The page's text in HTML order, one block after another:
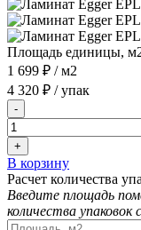
Площадь единицы,
1 699 ₽ / м2
4 320 ₽ / упак
-
+
В корзину
Расчет количества
Введите площадь
количества